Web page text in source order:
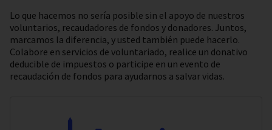
Lo que hacemos no sería posible sin el apoyo de nuestros
voluntarios, recaudadores de fondos y donadores. Juntos,
marcamos la diferencia, y usted también puede hacerlo.
Colabore en servicios de voluntariado, realice un donativo
deducible de impuestos o participe en un evento de
recaudación de fondos para ayudarnos a salvar vidas.